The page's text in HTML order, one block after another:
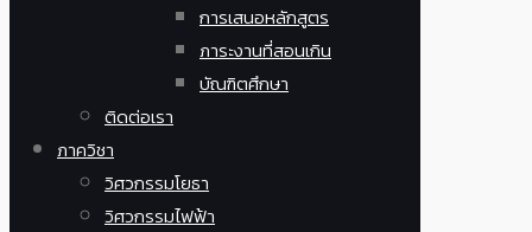
การเสนอหลักสูตร
ภาระงานที่สอนเกิน
บัณฑิตศึกษา
ติดต่อเรา
ภาควิชา
วิศวกรรมโยธา
วิศวกรรมไฟฟ้า